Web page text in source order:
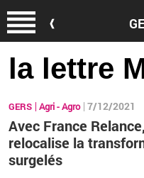
la lettre
GERS Agri - Agro 7/12/2021
Avec France
relocalise la
surgelés